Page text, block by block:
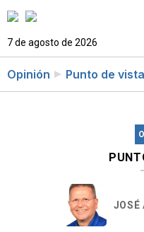
7 de agosto de 2026
Opinión Punto de vista
JOSÉ